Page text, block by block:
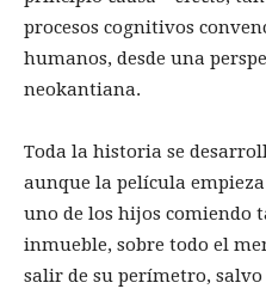
procesos cognitivos
humanos, desde una
neokantiana.
Toda la historia se
aunque la película
uno de los hijos comiendo
inmueble, sobre todo el
salir de su perímetro, salvo